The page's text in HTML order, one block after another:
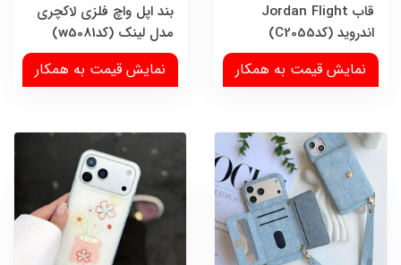
قاب Jordan Flight
اندروید (کدC2055)
نمایش قیمت به همکار
بند اپل واچ فلزی لاکچری
مدل لینک (کدw5081)
نمایش قیمت به همکار